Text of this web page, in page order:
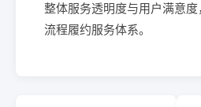
整体服务透明度与用户满意
流程履约服务体系。